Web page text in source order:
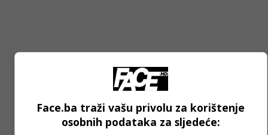
Face.ba traži vašu privolu za korištenje
osobnih podataka za sljedeće: